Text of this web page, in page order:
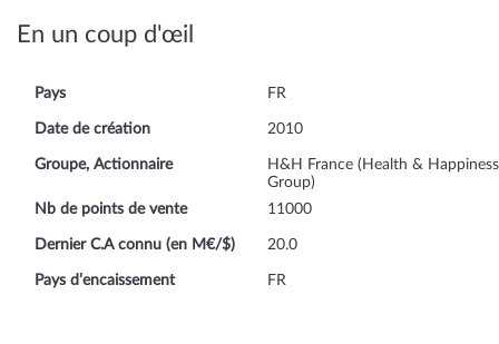
En un coup d'œil
Pays FR
Date de création 2010
Groupe, Actionnaire
H&H France (Health & Happiness
Group)
Nb de points de vente
11000
Dernier C.A connu (en M€/$) 20.0
Pays d’encaissement FR